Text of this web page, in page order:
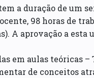
a duração de um
98 horas de
A aprovação a
em aulas teóricas
de conceitos